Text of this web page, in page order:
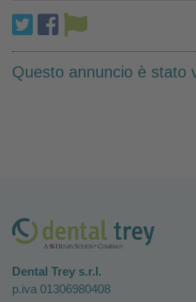
Questo annuncio è stato
Dental Trey s.r.l.
p.iva 01306980408